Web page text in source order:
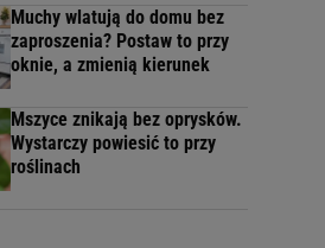
Muchy wlatują do domu bez
zaproszenia? Postaw to przy
oknie, a zmienią kierunek
Mszyce znikają bez oprysków.
Wystarczy powiesić to przy
roślinach